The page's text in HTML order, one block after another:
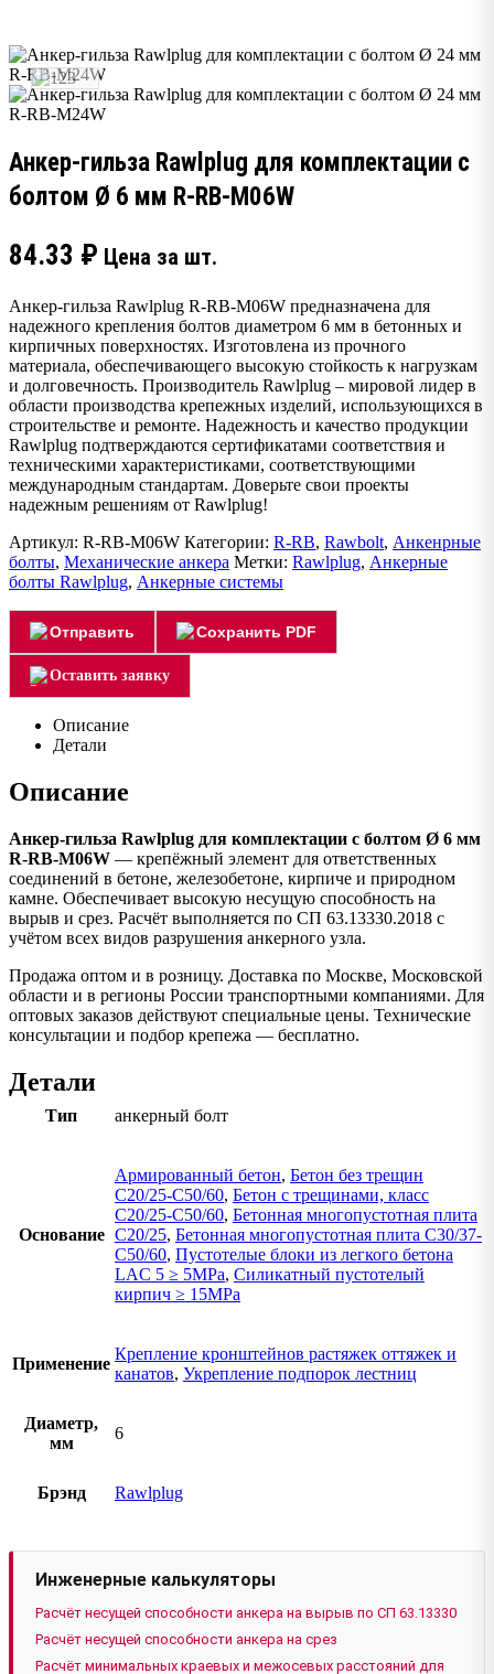
Анкер-гильза Rawlplug для комплектации с
болтом Ø 6 мм R-RB-M06W
84.33 ₽ Цена за шт.
Анкер-гильза Rawlplug R-RB-M06W предназначена для
надежного крепления болтов диаметром 6 мм в бетонных и
кирпичных поверхностях. Изготовлена из прочного
материала, обеспечивающего высокую стойкость к нагрузкам
и долговечность. Производитель Rawlplug – мировой лидер в
области производства крепежных изделий, использующихся в
строительстве и ремонте. Надежность и качество продукции
Rawlplug подтверждаются сертификатами соответствия и
техническими характеристиками, соответствующими
международным стандартам. Доверьте свои проекты
надежным решениям от Rawlplug!
Артикул: R-RB-M06W Категории: R-RB, Rawbolt, Анкенрные
болты, Механические анкера Метки: Rawlplug, Анкерные
болты Rawlplug, Анкерные системы
Отправить Сохранить PDF
Оставить заявку
Описание
Детали
Описание
Анкер-гильза Rawlplug для комплектации с болтом Ø 6 мм
R-RB-M06W — крепёжный элемент для ответственных
соединений в бетоне, железобетоне, кирпиче и природном
камне. Обеспечивает высокую несущую способность на
вырыв и срез. Расчёт выполняется по СП 63.13330.2018 с
учётом всех видов разрушения анкерного узла.
Продажа оптом и в розницу. Доставка по Москве, Московской
области и в регионы России транспортными компаниями. Для
оптовых заказов действуют специальные цены. Технические
консультации и подбор крепежа — бесплатно.
Детали
Тип анкерный болт
Основание
Армированный бетон, Бетон без трещин
C20/25-C50/60, Бетон с трещинами, класс
C20/25-C50/60, Бетонная многопустотная плита
C20/25, Бетонная многопустотная плита C30/37-
C50/60, Пустотелые блоки из легкого бетона
LAC 5 ≥ 5MPa, Силикатный пустотелый
кирпич ≥ 15MPa
Применение
Крепление кронштейнов растяжек оттяжек и
канатов, Укрепление подпорок лестниц
Диаметр,
мм
6
Брэнд Rawlplug
Инженерные калькуляторы
Расчёт несущей способности анкера на вырыв по СП 63.13330
Расчёт несущей способности анкера на срез
Расчёт минимальных краевых и межосевых расстояний для